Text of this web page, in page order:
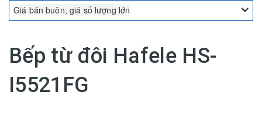
Giá bán buôn, giá số lượng lớn
Bếp từ đôi Hafele HS-
I5521FG